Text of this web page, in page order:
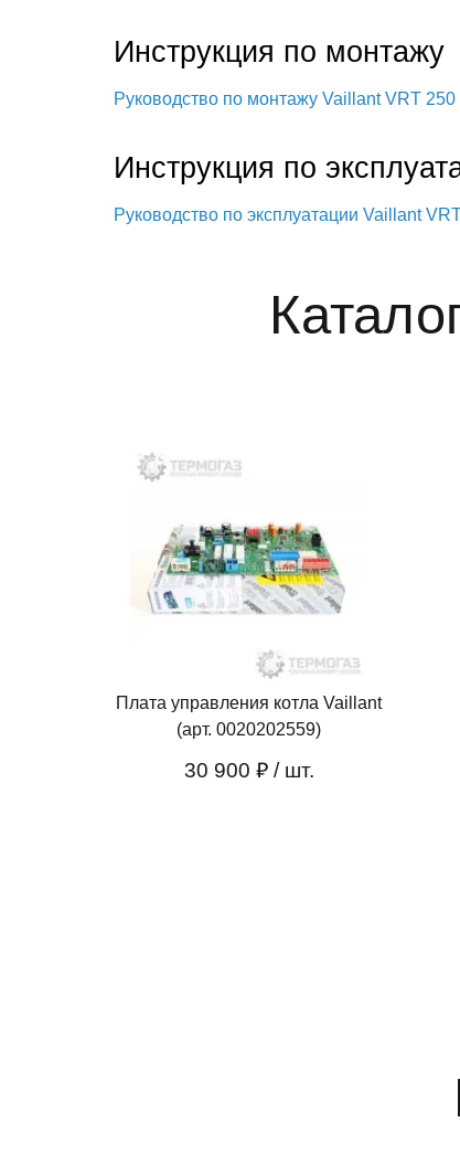
Инструкция по монтажу
Руководство по монтажу Vaillant VRT 250
Инструкция по
Руководство по эксплуатации Vaillant
Плата управления котла Vaillant
(арт. 0020202559)
30 900 ₽/ шт.